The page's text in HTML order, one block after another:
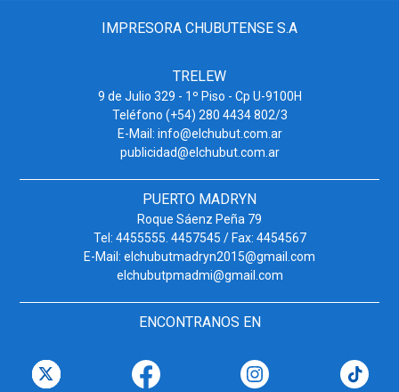
IMPRESORA CHUBUTENSE S.A
TRELEW
9 de Julio 329 - 1º Piso - Cp U-9100H
Teléfono (+54) 280 4434 802/3
E-Mail: info@elchubut.com.ar
publicidad@elchubut.com.ar
PUERTO MADRYN
Roque Sáenz Peña 79
Tel: 4455555. 4457545 / Fax: 4454567
E-Mail: elchubutmadryn2015@gmail.com
elchubutpmadmi@gmail.com
ENCONTRANOS EN